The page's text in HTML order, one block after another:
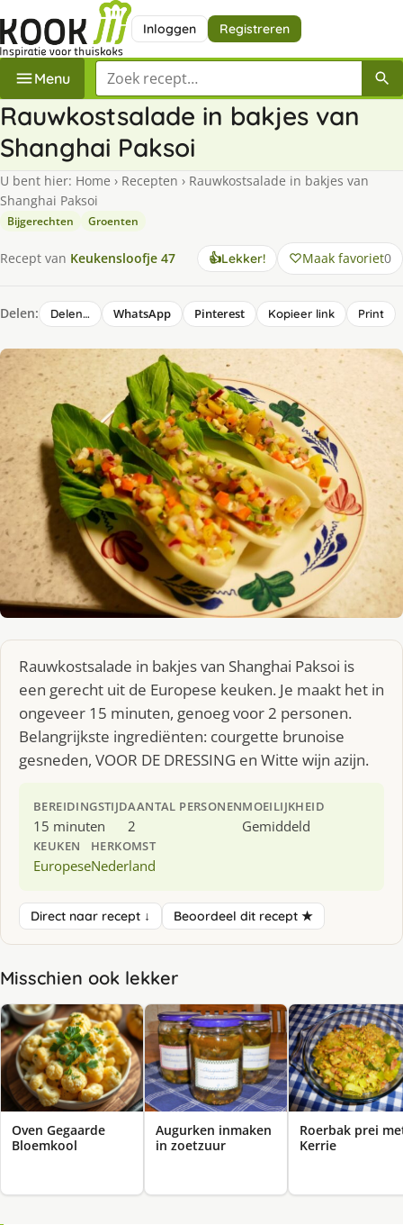
Inloggen Registreren
Menu Zoek een recept
Rauwkostsalade in bakjes van
Shanghai Paksoi
U bent hier: Home › Recepten › Rauwkostsalade in bakjes van
Shanghai Paksoi
Bijgerechten Groenten
Recept van Keukensloofje 47 👍Lekker! Maak favoriet0
Delen: Delen… WhatsApp Pinterest Kopieer link Print
Rauwkostsalade in bakjes van Shanghai Paksoi is
een gerecht uit de Europese keuken. Je maakt het in
ongeveer 15 minuten, genoeg voor 2 personen.
Belangrijkste ingrediënten: courgette brunoise
gesneden, VOOR DE DRESSING en Witte wijn azijn.
BEREIDINGSTIJD
15 minuten
AANTAL PERSONEN
2
MOEILIJKHEID
Gemiddeld
KEUKEN
Europese
HERKOMST
Nederland
Direct naar recept ↓ Beoordeel dit recept ★
Misschien ook lekker
Oven Gegaarde
Bloemkool
Augurken inmaken
in zoetzuur
Roerbak prei
Kerrie